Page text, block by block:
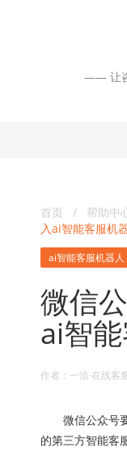
—— 让
首页 / 帮助中
入ai智能客服机
ai智能客服机器人
微信
ai智
作者：一洽·在线
微信公众号要
的第三方智能客